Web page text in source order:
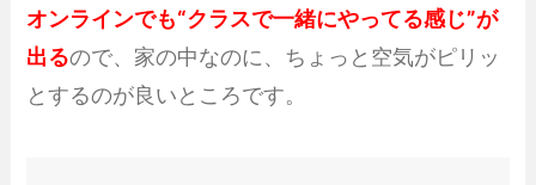
オンラインでも“クラスで一緒にやってる感じ”が
出るので、家の中なのに、ちょっと空気がピリッ
とするのが良いところです。